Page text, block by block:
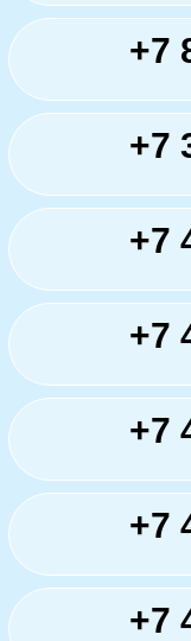
+7
+7
+7
+7
+7
+7
+7